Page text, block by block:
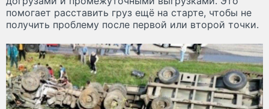
помогает расставить груз ещё на старте, чтобы не
получить проблему после первой или второй точки.